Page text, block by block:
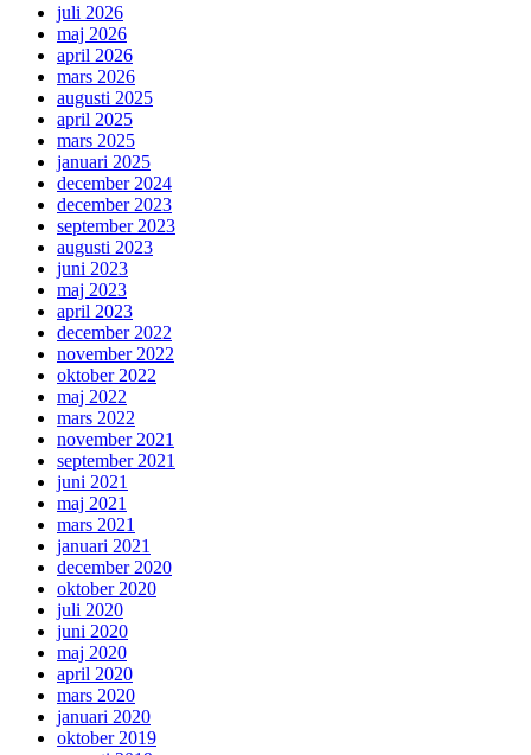
juli 2026
maj 2026
april 2026
mars 2026
augusti 2025
april 2025
mars 2025
januari 2025
december 2024
december 2023
september 2023
augusti 2023
juni 2023
maj 2023
april 2023
december 2022
november 2022
oktober 2022
maj 2022
mars 2022
november 2021
september 2021
juni 2021
maj 2021
mars 2021
januari 2021
december 2020
oktober 2020
juli 2020
juni 2020
maj 2020
april 2020
mars 2020
januari 2020
oktober 2019